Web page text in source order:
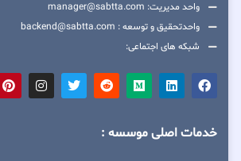
واحد مدیریت: manager@sabtta.com
واحدتحقیق و توسعه : backend@sabtta.com
شبکه های اجتماعی:
خدمات اصلی موسسه :